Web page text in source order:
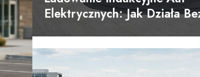
Elektrycznych: Jak Działa